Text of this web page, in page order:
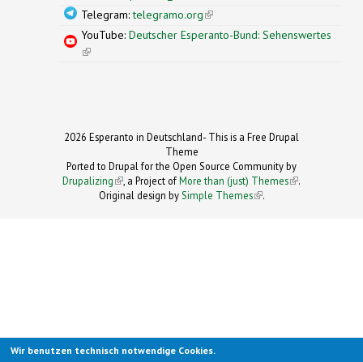
Telegram:telegramo.org(link is external)
YouTube: Deutscher Esperanto-Bund: Sehenswertes
(link is external)
2026 Esperanto in Deutschland- This is a Free Drupal
Theme
Ported to Drupal for the Open Source Community by
Drupalizing(link is external)
, a Project ofMore than (just) Themes (link is
.
Original design by Simple Themes
(link is
.
Wir benutzen technisch notwendige Cookies.